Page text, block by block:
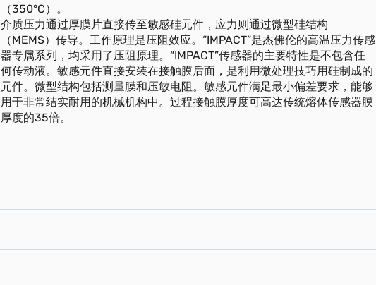
（350°C）。
介质压力通过厚膜片直接传至敏感硅元件，应力则通过微型硅结构
（MEMS）传导。工作原理是压阻效应。“IMPACT”是杰佛伦的高温压力传感
器专属系列，均采用了压阻原理。“IMPACT”传感器的主要特性是不包含任
何传动液。敏感元件直接安装在接触膜后面，是利用微处理技巧用硅制成的
元件。微型结构包括测量膜和压敏电阻。敏感元件满足最小偏差要求，能够
用于非常结实耐用的机械机构中。过程接触膜厚度可高达传统熔体传感器膜
厚度的35倍。